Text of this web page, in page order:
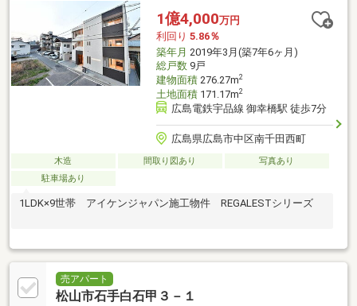
1億4,000万円
利回り 5.86％
築年月 2019年3月(築7年6ヶ月)
総戸数9戸
建物面積276.27m2
土地面積171.17m2
広島電鉄宇品線 御幸橋駅 徒歩7分
広島県広島市中区南千田西町
木造 間取り図あり
写真あり
駐車場あり
1LDK×9世帯 アイケンジャパン施工物件 REGALESTシリーズ
売アパート
松山市石手白石甲３－１